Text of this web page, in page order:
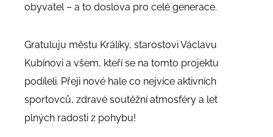
obyvatel – a to doslova pro celé generace.
Gratuluju městu Králíky, starostovi Václavu
Kubínovi a všem, kteří se na tomto projektu
podíleli. Přeji nové hale co nejvíce aktivních
sportovců, zdravé soutěžní atmosféry a let
plných radosti z pohybu!